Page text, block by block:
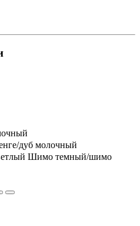
дуб молочный
Шимо темный/шимо